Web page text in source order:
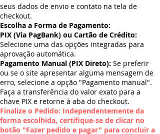
seus dados de envio e contato na tela de
checkout.
Escolha a Forma de Pagamento:
PIX (Via PagBank) ou Cartão de Crédito:
Selecione uma das opções integradas para
aprovação automática.
Pagamento Manual (PIX Direto): Se preferir
ou se o site apresentar alguma mensagem de
erro, selecione a opção "Pagamento manual".
Faça a transferência do valor exato para a
chave PIX e retorne à aba do checkout.
Finalize o Pedido: Independentemente da
forma escolhida, certifique-se de clicar no
botão "Fazer pedido e pagar" para concluir a